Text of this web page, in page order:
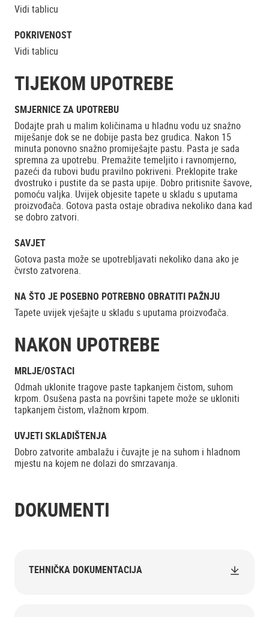
Vidi tablicu
POKRIVENOST
Vidi tablicu
TIJEKOM UPOTREBE
SMJERNICE ZA UPOTREBU
Dodajte prah u malim količinama u hladnu vodu uz snažno
miješanje dok se ne dobije pasta bez grudica. Nakon 15
minuta ponovno snažno promiješajte pastu. Pasta je sada
spremna za upotrebu. Premažite temeljito i ravnomjerno,
pazeći da rubovi budu pravilno pokriveni. Preklopite trake
dvostruko i pustite da se pasta upije. Dobro pritisnite šavove,
pomoću valjka. Uvijek objesite tapete u skladu s uputama
proizvođača. Gotova pasta ostaje obradiva nekoliko dana kad
se dobro zatvori.
SAVJET
Gotova pasta može se upotrebljavati nekoliko dana ako je
čvrsto zatvorena.
NA ŠTO JE POSEBNO POTREBNO OBRATITI PAŽNJU
Tapete uvijek vješajte u skladu s uputama proizvođača.
NAKON UPOTREBE
MRLJE/OSTACI
Odmah uklonite tragove paste tapkanjem čistom, suhom
krpom. Osušena pasta na površini tapete može se ukloniti
tapkanjem čistom, vlažnom krpom.
UVJETI SKLADIŠTENJA
Dobro zatvorite ambalažu i čuvajte je na suhom i hladnom
mjestu na kojem ne dolazi do smrzavanja.
DOKUMENTI
TEHNIČKA DOKUMENTACIJA